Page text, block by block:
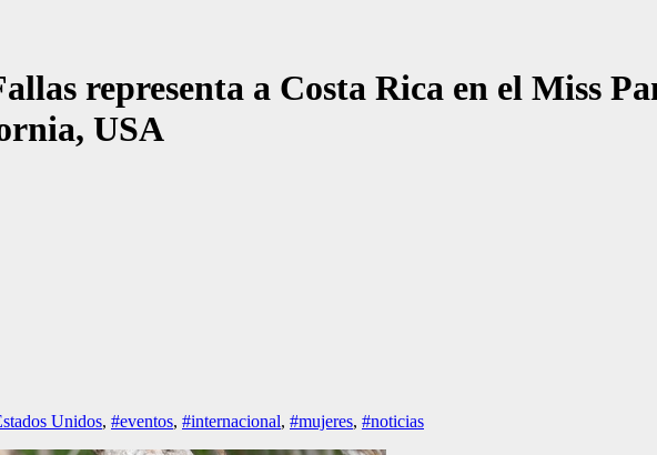
representa a Costa Rica en el Miss
USA
Unidos, #eventos, #internacional, #mujeres, #noticias